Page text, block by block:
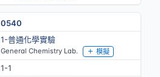
0540
1-普通化學實驗
General Chemistry Lab. 模擬
1-1